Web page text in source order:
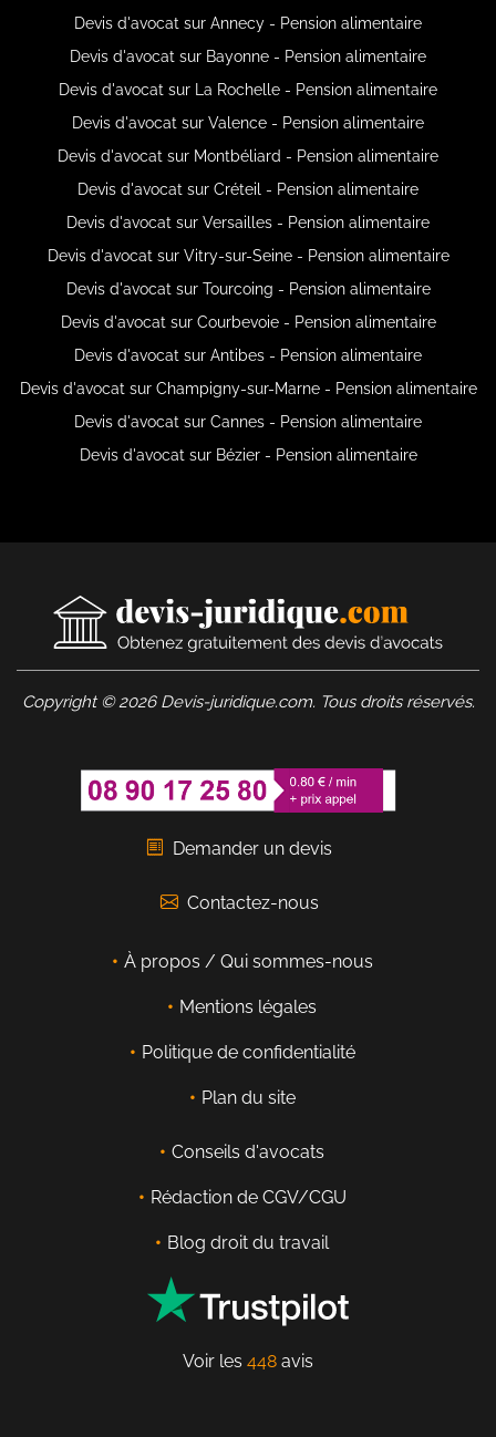
Devis d'avocat sur Annecy - Pension alimentaire
Devis d'avocat sur Bayonne - Pension alimentaire
Devis d'avocat sur La Rochelle - Pension alimentaire
Devis d'avocat sur Valence - Pension alimentaire
Devis d'avocat sur Montbéliard - Pension alimentaire
Devis d'avocat sur Créteil - Pension alimentaire
Devis d'avocat sur Versailles - Pension alimentaire
Devis d'avocat sur Vitry-sur-Seine - Pension alimentaire
Devis d'avocat sur Tourcoing - Pension alimentaire
Devis d'avocat sur Courbevoie - Pension alimentaire
Devis d'avocat sur Antibes - Pension alimentaire
Devis d'avocat sur Champigny-sur-Marne - Pension alimentaire
Devis d'avocat sur Cannes - Pension alimentaire
Devis d'avocat sur Bézier - Pension alimentaire
Copyright © 2026 Devis-juridique.com. Tous droits réservés.
Demander un devis
Contactez-nous
À propos / Qui sommes-nous
Mentions légales
Politique de confidentialité
Plan du site
Conseils d'avocats
Rédaction de CGV/CGU
Blog droit du travail
Voir les 448 avis